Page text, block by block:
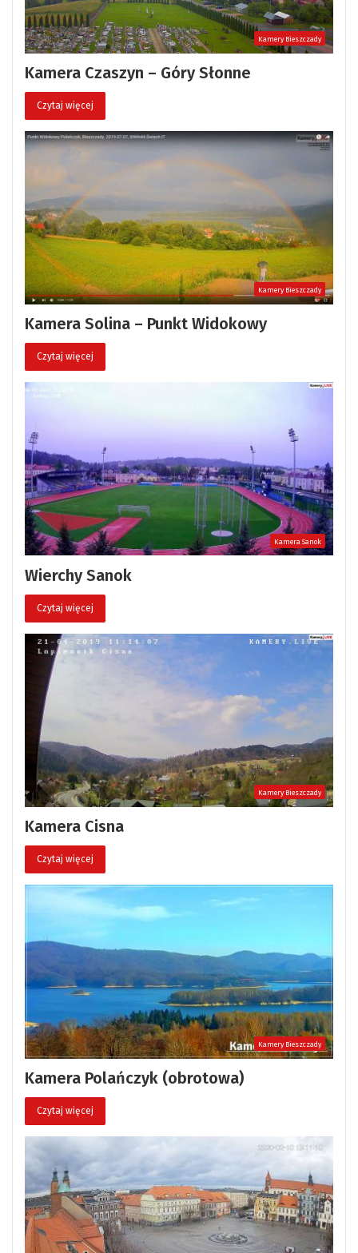
Kamery Bieszczady
Kamera Czaszyn – Góry Słonne
Czytaj więcej
Kamery Bieszczady
Kamera Solina – Punkt Widokowy
Czytaj więcej
Kamera Sanok
Wierchy Sanok
Czytaj więcej
Kamery Bieszczady
Kamera Cisna
Czytaj więcej
Kamery Bieszczady
Kamera Polańczyk (obrotowa)
Czytaj więcej